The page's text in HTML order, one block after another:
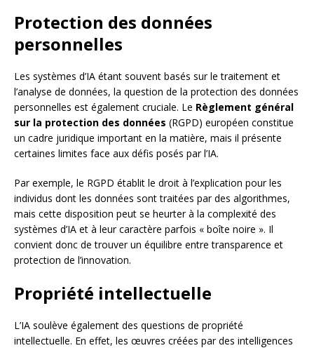
Protection des données
personnelles
Les systèmes d’IA étant souvent basés sur le traitement et
l’analyse de données, la question de la protection des données
personnelles est également cruciale. Le Règlement général
sur la protection des données (RGPD) européen constitue
un cadre juridique important en la matière, mais il présente
certaines limites face aux défis posés par l’IA.
Par exemple, le RGPD établit le droit à l’explication pour les
individus dont les données sont traitées par des algorithmes,
mais cette disposition peut se heurter à la complexité des
systèmes d’IA et à leur caractère parfois « boîte noire ». Il
convient donc de trouver un équilibre entre transparence et
protection de l’innovation.
Propriété intellectuelle
L’IA soulève également des questions de propriété
intellectuelle. En effet, les œuvres créées par des intelligences